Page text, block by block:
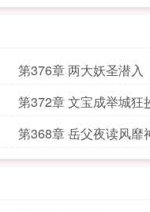
第376章 两大妖圣潜入
第372章 文宝成举城狂
第368章 岳父夜读风靡